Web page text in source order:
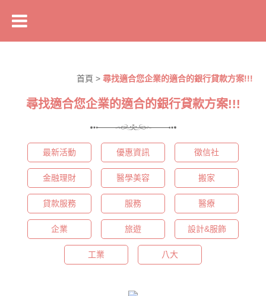
首頁 > 尋找適合您企業的適合的銀行貸款方案!!!
尋找適合您企業的適合的銀行貸款方案!!!
最新活動 優惠資訊 徵信社
金融理財 醫學美容 搬家
貸款服務 服務 醫療
企業 旅遊 設計&服飾
工業 八大